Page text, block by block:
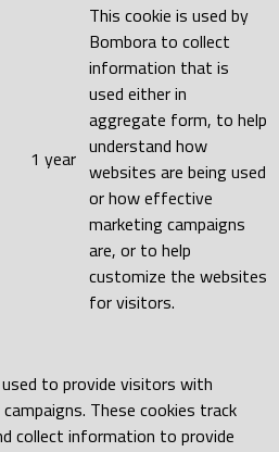
1 year
This cookie is used by
Bombora to collect
information that is
used either in
aggregate form, to help
understand how
websites are being used
or how effective
marketing campaigns
are, or to help
customize the websites
for visitors.
to provide visitors with
These cookies track
collect information to provide